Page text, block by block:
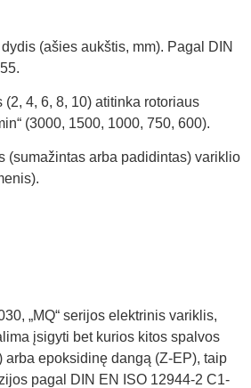
(ašies aukštis, mm). Pagal DIN
4, 6, 8, 10) atitinka rotoriaus
(3000, 1500, 1000, 750, 600).
(sumažintas arba padidintas) variklio
„MQ“ serijos elektrinis variklis,
įsigyti bet kurios kitos spalvos
arba epoksidinę dangą (Z-EP), taip
pagal DIN EN ISO 12944-2 C1-